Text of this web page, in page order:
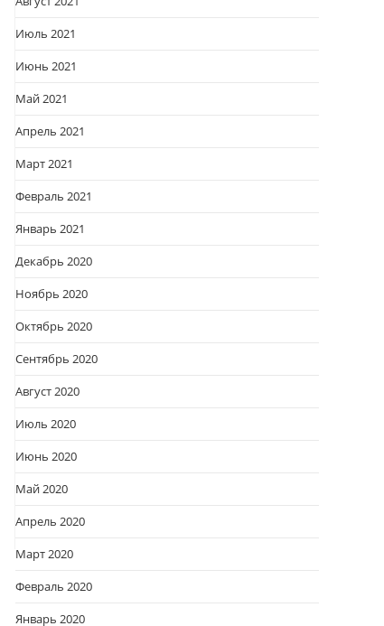
Июль 2021
Июнь 2021
Май 2021
Апрель 2021
Март 2021
Февраль 2021
Январь 2021
Декабрь 2020
Ноябрь 2020
Октябрь 2020
Сентябрь 2020
Август 2020
Июль 2020
Июнь 2020
Май 2020
Апрель 2020
Март 2020
Февраль 2020
Январь 2020